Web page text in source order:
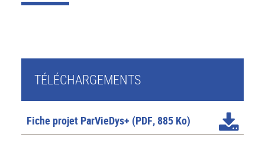
TÉLÉCHARGEMENTS
Fiche projet ParVieDys+ (PDF, 885 Ko)